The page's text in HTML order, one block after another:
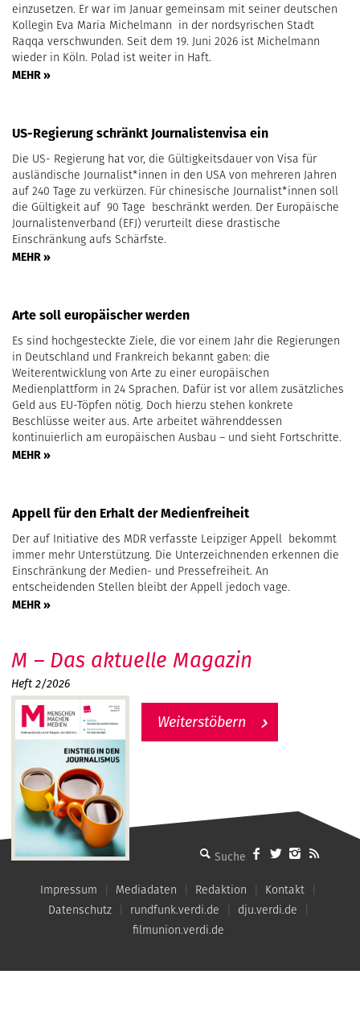
einzusetzen. Er war im Januar gemeinsam mit seiner deutschen
Kollegin Eva Maria Michelmann in der nordsyrischen Stadt
Raqqa verschwunden. Seit dem 19. Juni 2026 ist Michelmann
wieder in Köln. Polad ist weiter in Haft.
MEHR »
US-Regierung schränkt Journalistenvisa ein
Die US- Regierung hat vor, die Gültigkeitsdauer von Visa für
ausländische Journalist*innen in den USA von mehreren Jahren
auf 240 Tage zu verkürzen. Für chinesische Journalist*innen soll
die Gültigkeit auf 90 Tage beschränkt werden. Der Europäische
Journalistenverband (EFJ) verurteilt diese drastische
Einschränkung aufs Schärfste.
MEHR »
Arte soll europäischer werden
Es sind hochgesteckte Ziele, die vor einem Jahr die Regierungen
in Deutschland und Frankreich bekannt gaben: die
Weiterentwicklung von Arte zu einer europäischen
Medienplattform in 24 Sprachen. Dafür ist vor allem zusätzliches
Geld aus EU-Töpfen nötig. Doch hierzu stehen konkrete
Beschlüsse weiter aus. Arte arbeitet währenddessen
kontinuierlich am europäischen Ausbau – und sieht Fortschritte.
MEHR »
Appell für den Erhalt der Medienfreiheit
Der auf Initiative des MDR verfasste Leipziger Appell bekommt
immer mehr Unterstützung. Die Unterzeichnenden erkennen die
Einschränkung der Medien- und Pressefreiheit. An
entscheidenden Stellen bleibt der Appell jedoch vage.
MEHR »
MMM - Menschen machen Medien
M – Das aktuelle Magazin
Heft 2/2026
Weiterstöbern
Impressum Mediadaten Redaktion
Kontakt
Datenschutz
rundfunk.verdi.de
dju.verdi.de
filmunion.verdi.de